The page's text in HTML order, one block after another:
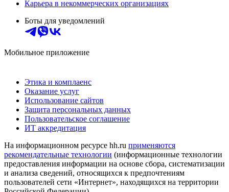
Карьера в некоммерческих организациях
Боты для уведомлений
Мобильное приложение
Этика и комплаенс
Оказание услуг
Использование сайтов
Защита персональных данных
Пользовательское соглашение
ИТ аккредитация
На информационном ресурсе hh.ru применяются
рекомендательные технологии (информационные технологии
предоставления информации на основе сбора, систематизации
и анализа сведений, относящихся к предпочтениям
пользователей сети «Интернет», находящихся на территории